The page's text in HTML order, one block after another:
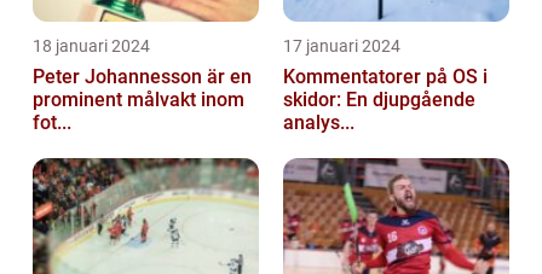
18 januari 2024
Peter Johannesson är en
prominent målvakt inom
fot...
17 januari 2024
Kommentatorer på OS i
skidor: En djupgående
analys...